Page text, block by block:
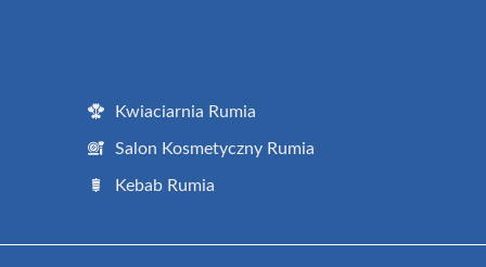
Kwiaciarnia Rumia
Salon Kosmetyczny Rumia
Kebab Rumia